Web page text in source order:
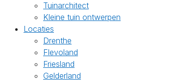
Tuinarchitect
Kleine tuin ontwerpen
Locaties
Drenthe
Flevoland
Friesland
Gelderland